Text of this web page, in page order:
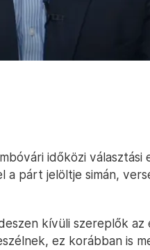
időközi választási
a párt jelöltje simán,
kívüli szereplők
ez korábban is